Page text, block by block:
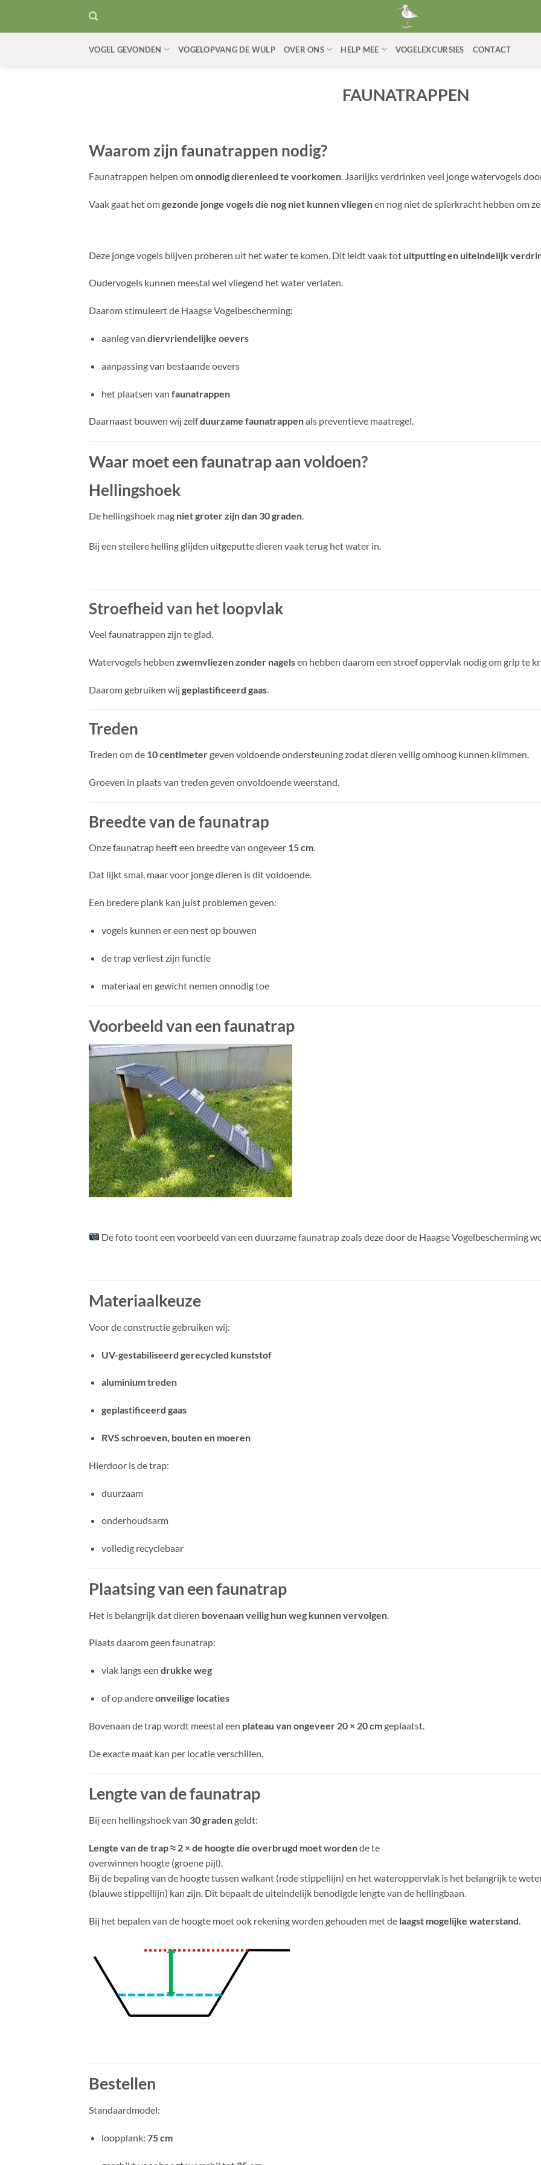
VOGEL GEVONDEN VOGELOPVANG DE WULP OVER ONS HELP MEE VOGELEXCURSIES CONTACT
FAUNATRAPPEN
Waarom zijn faunatrappen nodig?
Faunatrappen helpen omonnodig dierenleed te voorkomen. Jaarlijks verdrinken veel jonge watervogels
Vaak gaat het omgezonde jonge vogels die nog niet kunnen vliegenen nog niet de spierkracht hebben om
Deze jonge vogels blijven proberen uit het water te komen. Dit leidt vaak tot uitputting en uiteindelijk
Oudervogels kunnen meestal wel vliegend het water verlaten.
Daarom stimuleert de Haagse Vogelbescherming:
aanleg van diervriendelijke oevers
aanpassing van bestaande oevers
het plaatsen van faunatrappen
Daarnaast bouwen wij zelfduurzame faunatrappenals preventieve maatregel.
Waar moet een faunatrap aan voldoen?
Hellingshoek
De hellingshoek mag niet groter zijn dan 30 graden
Bij een steilere helling glijden uitgeputte dieren vaak terug het water in.
Stroefheid van het loopvlak
Veel faunatrappen zijn te glad.
Watervogels hebben zwemvliezen zonder nagelsen hebben daarom een stroef oppervlak nodig om grip te
Daarom gebruiken wij geplastificeerd gaas
Treden
Treden om de 10 centimetergeven voldoende ondersteuning zodat dieren veilig omhoog kunnen klimmen.
Groeven in plaats van treden geven onvoldoende weerstand.
Breedte van de faunatrap
Onze faunatrap heeft een breedte van ongeveer 15 cm
Dat lijkt smal, maar voor jonge dieren is dit voldoende.
Een bredere plank kan juist problemen geven:
vogels kunnen er een nest op bouwen
de trap verliest zijn functie
materiaal en gewicht nemen onnodig toe
Voorbeeld van een faunatrap
De foto toont een voorbeeld van een duurzame faunatrap zoals deze door de Haagse Vogelbescherming
Materiaalkeuze
Voor de constructie gebruiken wij:
UV-gestabiliseerd gerecycled kunststof
aluminium treden
geplastificeerd gaas
RVS schroeven, bouten en moeren
Hierdoor is de trap:
duurzaam
onderhoudsarm
volledig recyclebaar
Plaatsing van een faunatrap
Het is belangrijk dat dieren bovenaan veilig hun weg kunnen vervolgen
Plaats daarom geen faunatrap:
vlak langs een drukke weg
of op andereonveilige locaties
Bovenaan de trap wordt meestal een plateau van ongeveer 20 × 20 cmgeplaatst.
De exacte maat kan per locatie verschillen.
Lengte van de faunatrap
Bij een hellingshoek van 30 gradengeldt:
Lengte van de trap ≈ 2 × de hoogte die overbrugd moet wordende te
overwinnen hoogte (groene pijl).
Bij de bepaling van de hoogte tussen walkant (rode stippellijn) en het wateroppervlak is het belangrijk te
(blauwe stippellijn) kan zijn. Dit bepaalt de uiteindelijk benodigde lengte van de hellingbaan.
Bij het bepalen van de hoogte moet ook rekening worden gehouden met de laagst mogelijke waterstand
Bestellen
Standaardmodel:
loopplank: 75 cm